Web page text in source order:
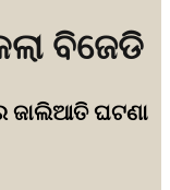
ବିଜେଡି
ଜାଲିଆତି ଘଟଣା